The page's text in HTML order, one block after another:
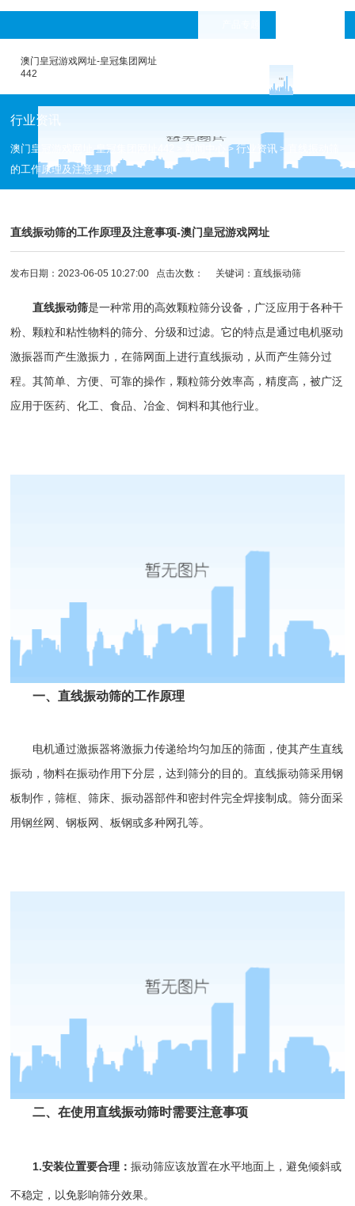
澳门皇冠游戏网址-皇冠集团网址
442
行业资讯
澳门皇冠游戏网址-皇冠集团网址442 >行业资讯 >
的工作原理及注意事项
直线振动筛的工作原理及注意事项-澳门皇冠游戏网址
发布日期：2023-06-05 10:27:00 点击次数： 关键词：直线振动筛
直线振动筛是一种常用的高效颗粒筛分设备 ，广泛应用于各种干
粉、颗粒和粘性物料的筛分、分级和过滤。它的特点是通过电机驱动
激振器而产生激振力，在筛网面上进行直线振动，从而产生筛分过
程。其简单、方便、可靠的操作，颗粒筛分效率高，精度高，被广泛
应用于医药、化工、食品、冶金、饲料和其他行业。
一、直线振动筛的工作原理
电机通过激振器将激振力传递给均匀加压的筛面，使其产生直线
振动，物料在振动作用下分层，达到筛分的目的。直线振动筛采用钢
板制作，筛框、筛床、振动器部件和密封件完全焊接制成。筛分面采
用钢丝网、钢板网、板钢或多种网孔等。
二、在使用直线振动筛时需要注意事项
1.安装位置要合理：振动筛应该放置在水平地面上，避免倾斜或
不稳定，以免影响筛分效果。